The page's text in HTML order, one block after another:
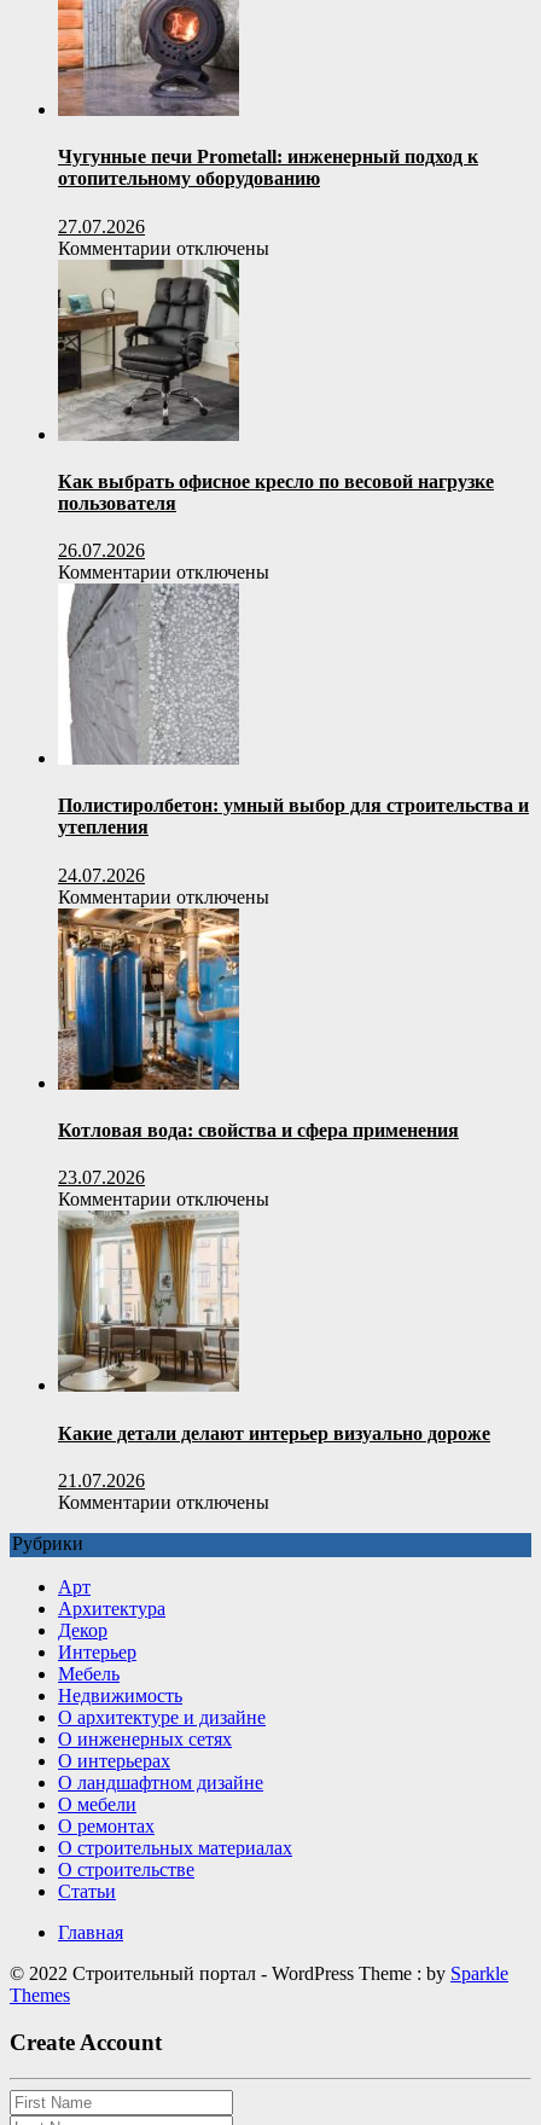
Чугунные печи Prometall: инженерный подход к
отопительному оборудованию
27.07.2026
Комментарии к
записи
Чугунные
печи
Prometall:
инженерный
подход
к
отопительному
оборудованию
отключены
Как выбрать офисное кресло по весовой нагрузке
пользователя
26.07.2026
Комментарии к
записи
Как
выбрать
офисное
кресло
по
весовой
нагрузке
пользователя
отключены
Полистиролбетон: умный выбор для строительства и
утепления
24.07.2026
Комментарии к
записи
Полистиролбетон:
умный
выбор
для
строительства
и
утепления
отключены
Котловая вода: свойства и сфера применения
23.07.2026
Комментарии к
записи
Котловая
вода:
свойства
и
сфера
применения
отключены
Какие детали делают интерьер визуально дороже
21.07.2026
Комментарии котключены
Рубрики
Арт
Архитектура
Декор
Интерьер
Мебель
Недвижимость
О архитектуре и дизайне
О инженерных сетях
О интерьерах
О ландшафтном дизайне
О мебели
О ремонтах
О строительных материалах
О строительстве
Статьи
Главная
© 2022 Строительный портал - WordPress Theme : by Sparkle
Themes
Create Account